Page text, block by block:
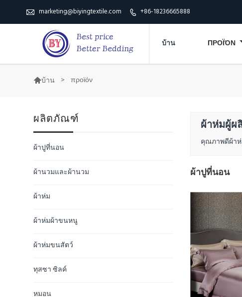
 marketing@biyingtextile.com  +86-18236665888
บ้าน ΠΡΟΪΌΝ
บ้าน > προϊόν
ผ้าห่มผู้ผ
คุณภาพดีผ้า
ผ้าปูที่นอน
ผลิตภัณฑ์
ผ้าปูที่นอน
ผ้านวมและผ้านวม
ผ้าห่ม
ผ้าห่มผ้าขนหนู
ผ้าห่มขนสัตว์
ทุสซา ซิลค์
หมอน